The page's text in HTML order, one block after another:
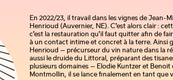
En 2022/23, il travail dans les vignes de Jean-
Henrioud (Auvernier, NE). C’est alors clair :
c’est la restauration qu’il faut quitter afin de
à un contact intime et concret à la terre. Ainsi
Henrioud — précurseur du vin nature dans la
aussi le druide du Littoral, préparant des
plusieurs domaines — Elodie Kuntzer et Benoit
Montmollin, il se lance finalement en tant que